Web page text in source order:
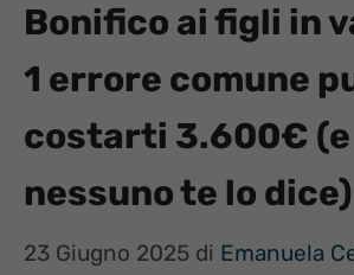
Bonifico ai figli in
1 errore comune
costarti 3.600€ (e
nessuno te lo dice)
23 Giugno 2025 di Emanuela